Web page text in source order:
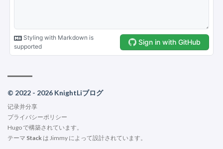
© 2022 - 2026 KnightLiブログ
记录并分享
プライバシーポリシー
Hugoで構築されています。
テーマ Stack は Jimmy によって設計されています。